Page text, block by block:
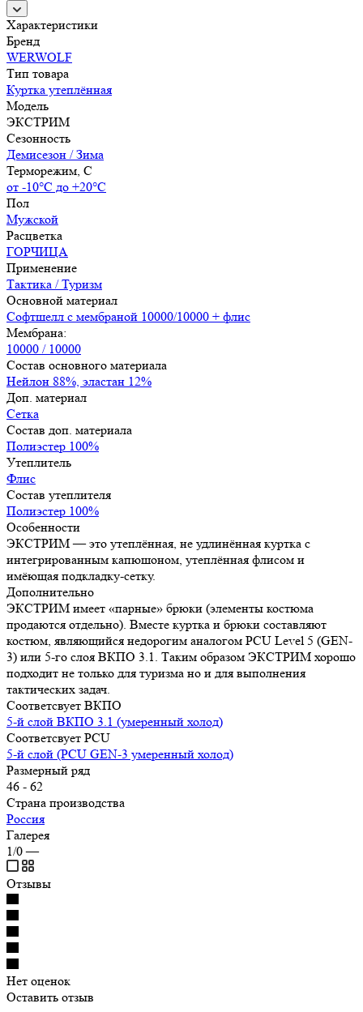
Характеристики
Бренд
WERWOLF
Тип товара
Куртка утеплённая
Модель
ЭКСТРИМ
Сезонность
Демисезон / Зима
Терморежим, C
от -10°С до +20°С
Пол
Мужской
Расцветка
ГОРЧИЦА
Применение
Тактика / Туризм
Основной материал
Софтшелл с мембраной 10000/10000 + флис
Мембрана:
10000 / 10000
Состав основного материала
Нейлон 88%, эластан 12%
Доп. материал
Сетка
Состав доп. материала
Полиэстер 100%
Утеплитель
Флис
Состав утеплителя
Полиэстер 100%
Особенности
ЭКСТРИМ — это утеплённая, не удлинённая куртка с
интегрированным капюшоном, утеплённая флисом и
имёющая подкладку-сетку.
Дополнительно
ЭКСТРИМ имеет «парные» брюки (элементы костюма
продаются отдельно). Вместе куртка и брюки составляют
костюм, являющийся недорогим аналогом PCU Level 5 (GEN-
3) или 5-го слоя ВКПО 3.1. Таким образом ЭКСТРИМ хорошо
подходит не только для туризма но и для выполнения
тактических задач.
Соответсвует ВКПО
5-й слой ВКПО 3.1 (умеренный холод)
Соответсвует PCU
5-й слой (PCU GEN-3 умеренный холод)
Размерный ряд
46 - 62
Страна производства
Россия
Галерея
1/0 —
Отзывы
Нет оценок
Оставить отзыв